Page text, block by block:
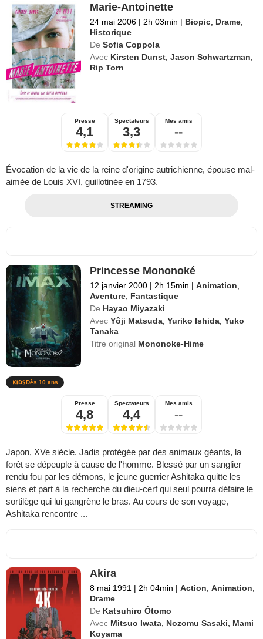
Marie-Antoinette
24 mai 2006 | 2h 03min | Biopic Drame
Historique
De Sofia Coppola
Avec Kirsten Dunst ,Jason Schwartzman
Rip Torn
Presse
4,1
Spectateurs
3,3
Mes amis
--
Évocation de la vie de la reine d'origine autrichienne, épouse mal-
aimée de Louis XVI, guillotinée en 1793.
STREAMING
Princesse Mononoké
12 janvier 2000 | 2h 15min | Animation
Aventure Fantastique
De Hayao Miyazaki
Avec Yôji Matsuda ,Yuriko Ishida ,Yuko
Tanaka
Titre original Mononoke-Hime
Dès 10 ans
Presse
4,8
Spectateurs
4,4
Mes amis
--
Japon, XVe siècle. Jadis protégée par des animaux géants, la
forêt se dépeuple à cause de l'homme. Blessé par un sanglier
rendu fou par les démons, le jeune guerrier Ashitaka quitte les
siens et part à la recherche du dieu-cerf qui seul pourra défaire le
sortilège qui lui gangrène le bras. Au cours de son voyage,
Ashitaka rencontre ...
Akira
8 mai 1991 | 2h 04min | Action ,Animation
Drame
De Katsuhiro Ôtomo
Avec Mitsuo Iwata Nozomu Sasaki
Mami
Koyama